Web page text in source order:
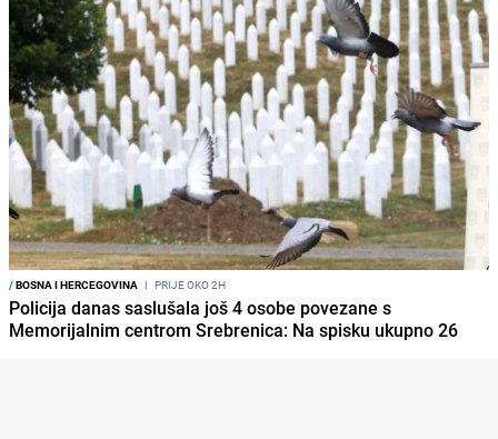
/BOSNA I HERCEGOVINA I PRIJE OKO 2H
Policija danas saslušala još 4 osobe povezane s
Memorijalnim centrom Srebrenica: Na spisku ukupno 26